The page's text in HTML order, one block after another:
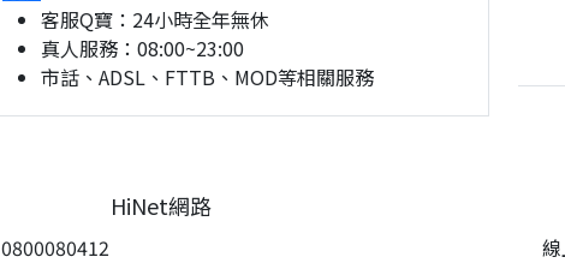
客服Q寶：24小時全年無休
真人服務：08:00~23:00
市話、ADSL、FTTB、MOD等相關服務
HiNet網路
0800080412